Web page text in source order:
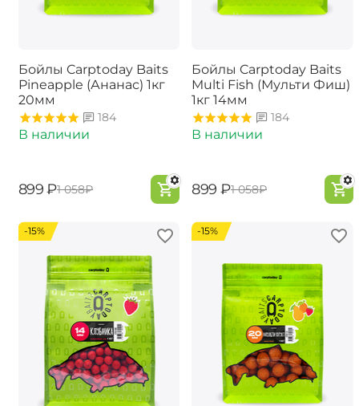
Бойлы Carptoday Baits
Pineapple (Ананас) 1кг
20мм
184
В наличии
‍899‍ ₽‍1 058‍₽
Бойлы Carptoday Baits
Multi Fish (Мульти Фиш)
1кг 14мм
184
В наличии
‍899‍ ₽‍1 058‍₽
-15% -15%